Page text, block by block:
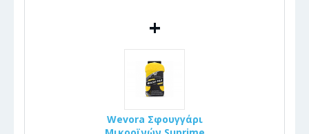
+
Wevora Σφουγγάρι